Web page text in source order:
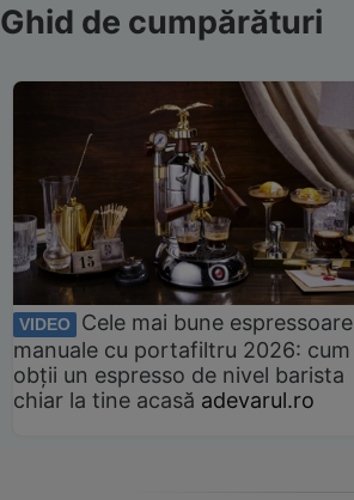
Ghid de cumpărături
VIDEO
Cele mai bune espressoare
manuale cu portafiltru 2026: cum
obții un espresso de nivel barista
chiar la tine acasă adevarul.ro